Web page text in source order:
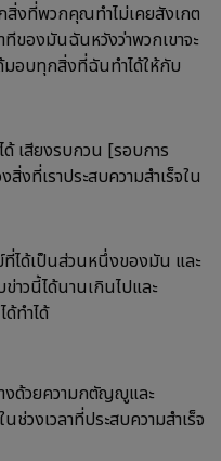
งที่พวกคุณทำไม่เคยสังเกต
ของมันฉันหวังว่าพวกเขาจะ
มอบทุกสิ่งที่ฉันทำได้ให้กับ
ด้ เสียงรบกวน [รอบการ
งที่เราประสบความสำเร็จใน
ได้เป็นส่วนหนึ่งของมัน และ
าวนี้ได้นานเกินไปและ
ทำได้
งด้วยความกตัญญูและ
วงเวลาที่ประสบความสำเร็จ